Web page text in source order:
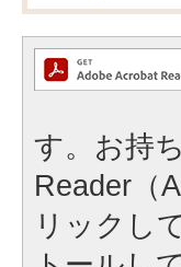
す。お持
Reader（
リックし